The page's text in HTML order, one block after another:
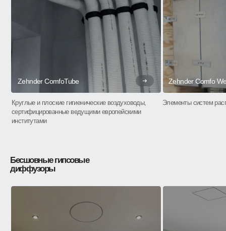
Zehnder ComfoTube
Круглые и плоские гигиенические воздуховоды,
сертифицированные ведущими европейскими
институтами
Zehnder Comfo
Элементы систем
Бесшовные гипсовые
диффузоры